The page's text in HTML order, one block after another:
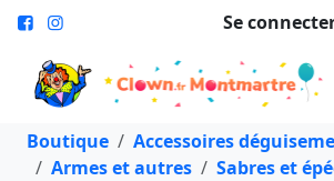
Se
Boutique
Accessoires
Armes et autres
Sabres et